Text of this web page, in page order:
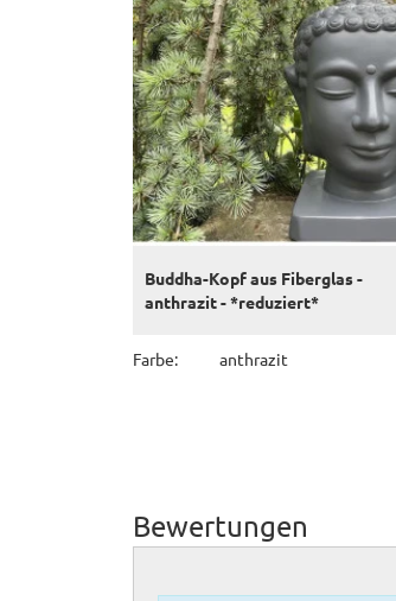
Buddha-Kopf aus Fiberglas -
anthrazit - *reduziert*
Farbe: anthrazit
Bewertungen